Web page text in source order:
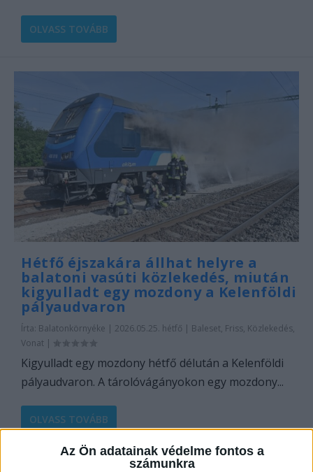
Az Ön adatainak védelme fontos a
számunkra
OLVASS TOVÁBB
Hétfő éjszakára állhat helyre a
balatoni vasúti közlekedés, miután
kigyulladt egy mozdony a Kelenföldi
pályaudvaron
Írta: Balatonkörnyéke | 2026.05.25. hétfő | Baleset, Friss, Közlekedés,
Vonat |
Kigyulladt egy mozdony hétfő délután a Kelenföldi
pályaudvaron. A tárolóvágányokon egy mozdony...
OLVASS TOVÁBB